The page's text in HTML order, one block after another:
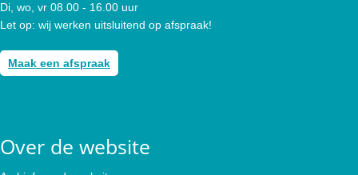
Di, wo, vr 08.00 - 16.00 uur
Let op: wij werken uitsluitend op afspraak!
Maak een afspraak
Over de website